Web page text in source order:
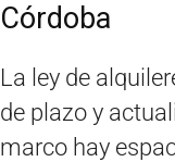
Córdoba
La ley de
de plazo y
marco hay